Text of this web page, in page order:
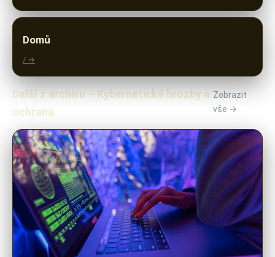
Domů
/ →
Další z archivu – Kybernetické hrozby a
ochrana
Zobrazit
vše →